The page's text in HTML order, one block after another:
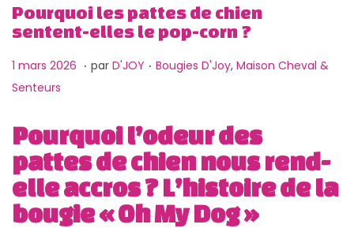
a
i
u
Pourquoi les pattes de chien
sentent-elles le pop-corn ?
P
u
l
i
é
l
e
1 mars 2026
a
r
s
2
0
. par D'JOY . P
l
i
é
a
Bougies D'Joy, Maison Cheval &
Senteurs
Pourquoi l’odeur des
pattes de chien nous rend-
elle accros ? L’histoire de la
bougie « Oh My Dog »